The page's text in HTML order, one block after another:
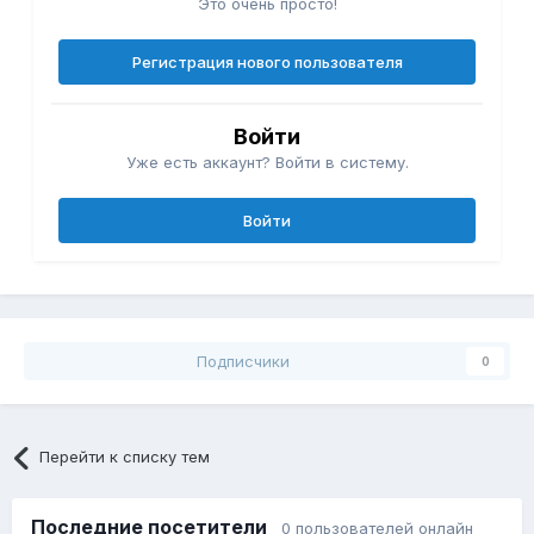
Регистрация нового пользователя
Войти
Уже есть аккаунт? Войти в систему.
Войти
Подписчики 0
Перейти к списку тем
Последние посетители 0 пользователей онлайн